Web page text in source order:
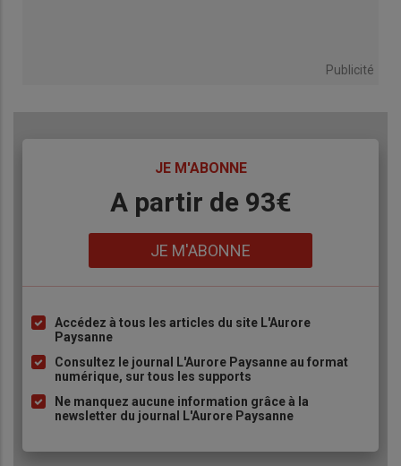
Publicité
JE M'ABONNE
A partir de 93€
JE M'ABONNE
Liste
puce
Accédez à tous les articles du site L'Aurore
Paysanne
Consultez le journal L'Aurore Paysanne au format
numérique, sur tous les supports
Ne manquez aucune information grâce à la
newsletter du journal L'Aurore Paysanne